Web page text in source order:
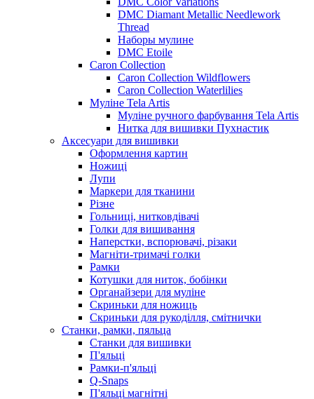
DMC Diamant Metallic Needlework
Thread
Наборы мулине
DMC Etoile
Caron Collection
Caron Collection Wildflowers
Caron Collection Waterlilies
Муліне Tela Artis
Муліне ручного фарбування Tela Artis
Нитка для вишивки Пухнастик
Аксесуари для вишивки
Оформлення картин
Ножиці
Лупи
Маркери для тканини
Різне
Гольниці, нитковдівачі
Голки для вишивання
Наперстки, вспорювачі, різаки
Магніти-тримачі голки
Рамки
Котушки для ниток, бобінки
Органайзери для муліне
Скриньки для ножиць
Скриньки для рукоділля, смітнички
Станки, рамки, пяльца
Станки для вишивки
П'яльці
Рамки-п'яльці
Q-Snaps
П'яльці магнітні